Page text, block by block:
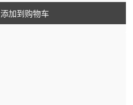
添加到购物车